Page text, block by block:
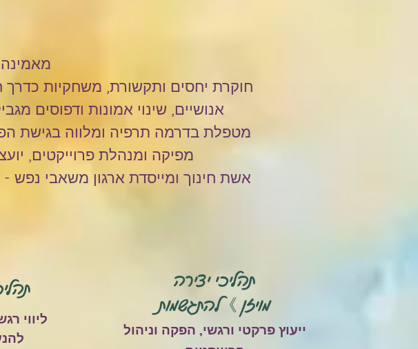
מאמינה
חוקרת יחסים ותקשורת, משחקיות כדרך
אנושיים, שינוי אמונות ודפוסים
מטפלת בדרמה תרפיה ומלווה בגישת
מפיקה ומנהלת פרוייקטים,
אשת חינוך ומייסדת ארגון משאבי נפש -
ליווי
תהליכי יצירה
מויזן 》להתגשמות
ייעוץ פרקטי ורגשי, הפקה וניהול